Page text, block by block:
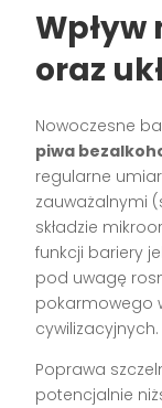
oraz
Nowoczesne
piwa
regularne
zauważalnymi
składzie
funkcji bariery
pod uwagę
pokarmowego
cywilizacyjnych.
Poprawa
potencjalnie